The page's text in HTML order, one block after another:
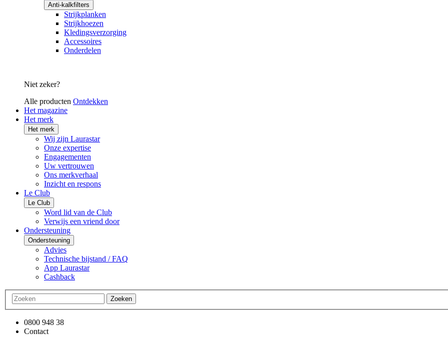
Anti-kalkfilters
Strijkplanken
Strijkhoezen
Kledingsverzorging
Accessoires
Onderdelen
Niet zeker?
Alle producten Ontdekken
Het magazine
Het merk
Het merk
Wij zijn Laurastar
Onze expertise
Engagementen
Uw vertrouwen
Ons merkverhaal
Inzicht en respons
Le Club
Le Club
Word lid van de Club
Verwijs een vriend door
Ondersteuning
Ondersteuning
Advies
Technische bijstand / FAQ
App Laurastar
Cashback
Zoeken
0800 948 38
Contact